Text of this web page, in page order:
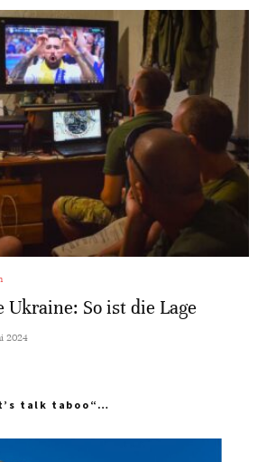
Ukraine: So ist die Lage
2024
talk taboo“…